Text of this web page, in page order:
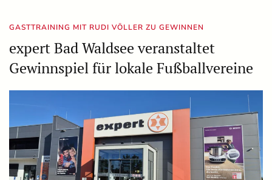
GASTTRAINING MIT RUDI VÖLLER ZU GEWINNEN
expert Bad Waldsee veranstaltet
Gewinnspiel für lokale Fußballvereine